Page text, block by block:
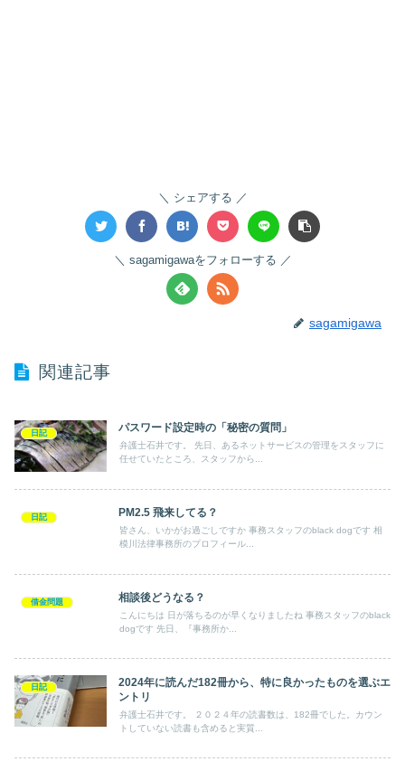
シェアする
sagamigawaをフォローする
sagamigawa
関連記事
日記 パスワード設定時の「秘密の質問」
弁護士石井です。 先日、あるネットサービスの管理をスタッフに
任せていたところ、スタッフから...
日記 PM2.5 飛来してる？
皆さん、いかがお過ごしですか 事務スタッフのblack dogです 相
模川法律事務所のプロフィール...
借金問題 相談後どうなる？
こんにちは 日が落ちるのが早くなりましたね 事務スタッフのblack
dogです 先日、『事務所か...
日記
2024年に読んだ182冊から、特に良かったものを選ぶエ
ントリ
弁護士石井です。 ２０２４年の読書数は、182冊でした。カウン
トしていない読書も含めると実質...